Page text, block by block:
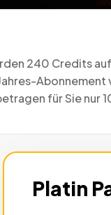
240 Credits
für Sie nur
Platin